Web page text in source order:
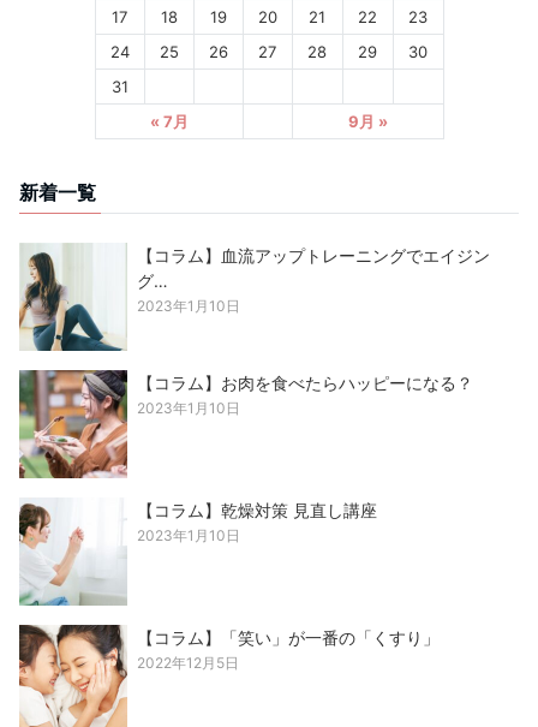
17
18 19 20 21 22
23
24
25 26 27 28 29
30
31
« 7月
9月 »
新着一覧
【コラム】血流アップトレーニングでエイジン
グ…
2023年1月10日
【コラム】お肉を食べたらハッピーになる？
2023年1月10日
【コラム】乾燥対策 見直し講座
2023年1月10日
【コラム】「笑い」が一番の「くすり」
2022年12月5日